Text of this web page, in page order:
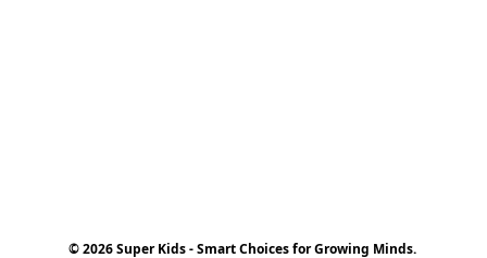
© 2026 Super Kids - Smart Choices for Growing Minds.